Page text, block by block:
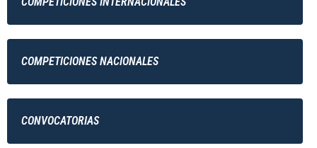
COMPETICIONES NACIONALES
CONVOCATORIAS